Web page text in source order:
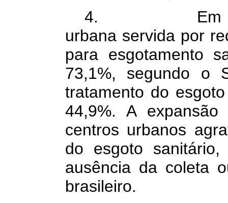
4. Em
urbana servida por
para esgotamento
73,1%, segundo o
tratamento do
44,9%. A expansão
centros urbanos
do esgoto sanitário,
ausência da coleta
brasileiro.